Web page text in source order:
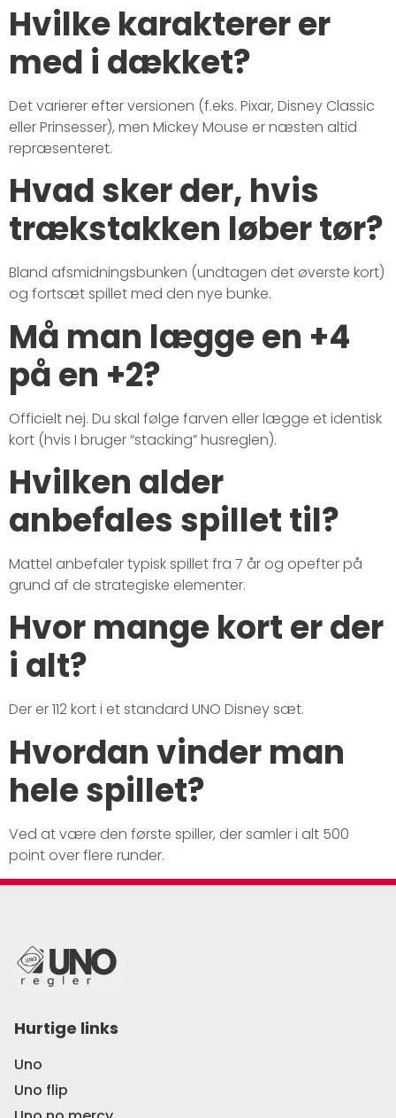
Hvilke karakterer er
med i dækket?
Det varierer efter versionen (f.eks. Pixar, Disney Classic
eller Prinsesser), men Mickey Mouse er næsten altid
repræsenteret.
Hvad sker der, hvis
trækstakken løber tør?
Bland afsmidningsbunken (undtagen det øverste kort)
og fortsæt spillet med den nye bunke.
Må man lægge en +4
på en +2?
Officielt nej. Du skal følge farven eller lægge et identisk
kort (hvis I bruger “stacking” husreglen).
Hvilken alder
anbefales spillet til?
Mattel anbefaler typisk spillet fra 7 år og opefter på
grund af de strategiske elementer.
Hvor mange kort er der
i alt?
Der er 112 kort i et standard UNO Disney sæt.
Hvordan vinder man
hele spillet?
Ved at være den første spiller, der samler i alt 500
point over flere runder.
Hurtige links
Uno
Uno flip